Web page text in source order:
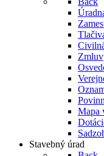
Mapa
Stavebný úrad